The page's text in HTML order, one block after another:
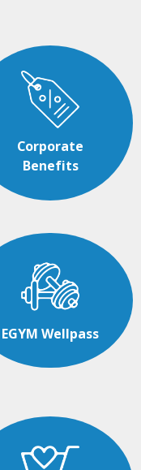
Corporate
Benefits
EGYM Wellpass